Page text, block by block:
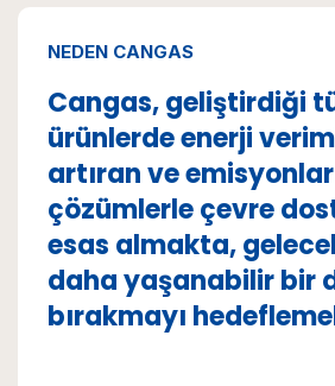
NEDEN CANGAS
Cangas, geliştirdiği
ürünlerde enerji
artıran ve
çözümlerle çevre
esas almakta,
daha yaşanabilir bir
bırakmayı